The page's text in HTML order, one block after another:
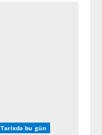
Tarixdə bu gün